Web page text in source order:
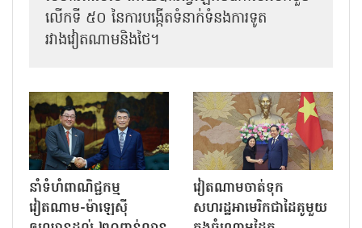
លើកទី ៥០ នៃការបង្កើតទំនាក់ទំនងការទូត
រវាងវៀតណាមនិងថៃ។
នាំទំហំពាណិជ្ជកម្ម
វៀតណាម-ម៉ាឡេស៊ី
វៀតណាមចាត់ទុក
សហរដ្ឋអាមេរិកជាដៃគូមួយ